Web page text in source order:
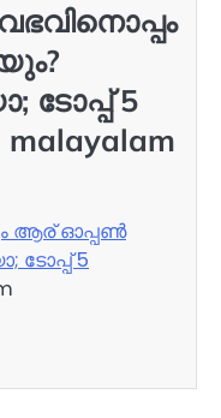
5
ആര് ഓപ്പണ്‍
5